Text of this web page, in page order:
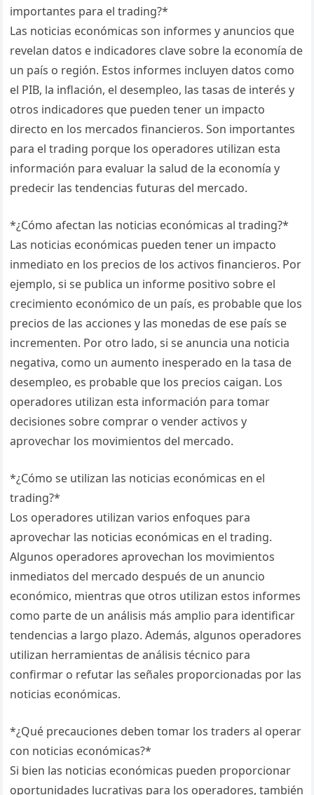
importantes para el trading?*
Las noticias económicas son informes y anuncios que
revelan datos e indicadores clave sobre la economía de
un país o región. Estos informes incluyen datos como
el PIB, la inflación, el desempleo, las tasas de interés y
otros indicadores que pueden tener un impacto
directo en los mercados financieros. Son importantes
para el trading porque los operadores utilizan esta
información para evaluar la salud de la economía y
predecir las tendencias futuras del mercado.
*¿Cómo afectan las noticias económicas al trading?*
Las noticias económicas pueden tener un impacto
inmediato en los precios de los activos financieros. Por
ejemplo, si se publica un informe positivo sobre el
crecimiento económico de un país, es probable que los
precios de las acciones y las monedas de ese país se
incrementen. Por otro lado, si se anuncia una noticia
negativa, como un aumento inesperado en la tasa de
desempleo, es probable que los precios caigan. Los
operadores utilizan esta información para tomar
decisiones sobre comprar o vender activos y
aprovechar los movimientos del mercado.
*¿Cómo se utilizan las noticias económicas en el
trading?*
Los operadores utilizan varios enfoques para
aprovechar las noticias económicas en el trading.
Algunos operadores aprovechan los movimientos
inmediatos del mercado después de un anuncio
económico, mientras que otros utilizan estos informes
como parte de un análisis más amplio para identificar
tendencias a largo plazo. Además, algunos operadores
utilizan herramientas de análisis técnico para
confirmar o refutar las señales proporcionadas por las
noticias económicas.
*¿Qué precauciones deben tomar los traders al operar
con noticias económicas?*
Si bien las noticias económicas pueden proporcionar
oportunidades lucrativas para los operadores, también